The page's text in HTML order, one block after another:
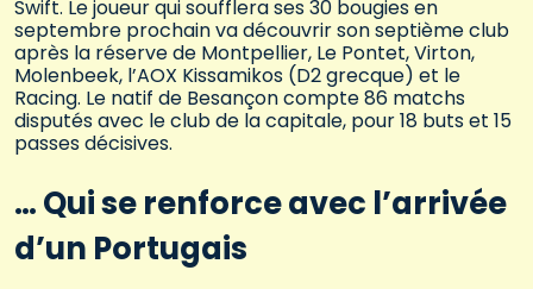
Swift. Le joueur qui soufflera ses 30 bougies en
septembre prochain va découvrir son septième club
après la réserve de Montpellier, Le Pontet, Virton,
Molenbeek, l’AOX Kissamikos (D2 grecque) et le
Racing. Le natif de Besançon compte 86 matchs
disputés avec le club de la capitale, pour 18 buts et 15
passes décisives.
… Qui se renforce avec l’arrivée
d’un Portugais